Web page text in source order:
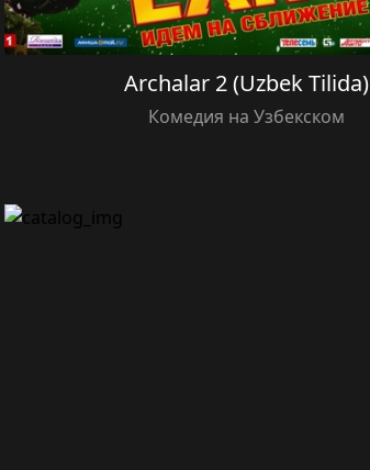
Archalar 2 (Uzbek Tilida)
Комедия на Узбекском